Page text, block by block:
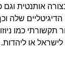
אותנטית
שלה
כמו
או ליהדות.